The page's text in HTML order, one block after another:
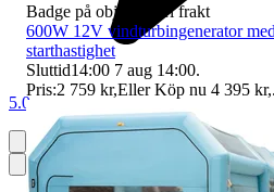
5.0
Badge på objektet:
Fri frakt
600W 12V vindturbingenerator
starthastighet
Sluttid14:00 7 aug 14:00.
Pris:2 759 kr,Eller Köp nu 4 395 kr,.